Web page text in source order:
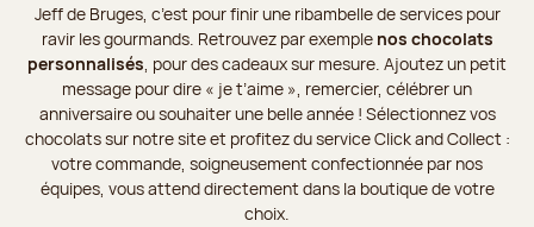
Jeff de Bruges, c’est pour finir une ribambelle de services pour
ravir les gourmands. Retrouvez par exemple nos chocolats
personnalisés , pour des cadeaux sur mesure. Ajoutez un petit
message pour dire « je t’aime », remercier, célébrer un
anniversaire ou souhaiter une belle année ! Sélectionnez vos
chocolats sur notre site et profitez du service Click and Collect :
votre commande, soigneusement confectionnée par nos
équipes, vous attend directement dans la boutique de votre
choix.